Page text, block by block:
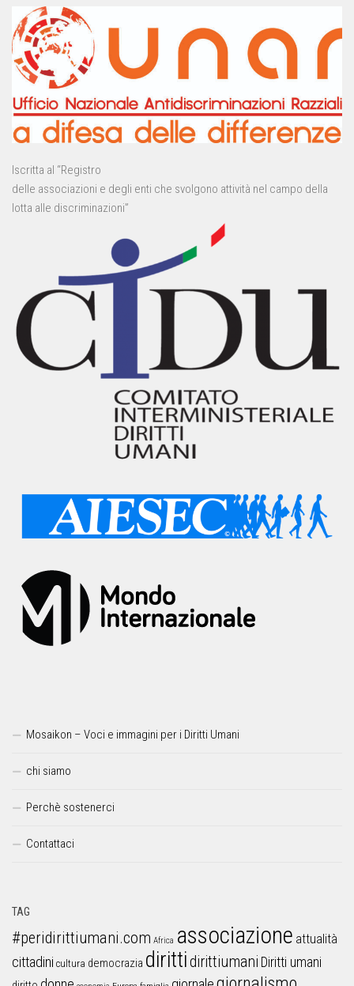
Iscritta al “Registro
delle associazioni e degli enti che svolgono attività nel campo della
lotta alle discriminazioni”
Mosaikon – Voci e immagini per i Diritti Umani
chi siamo
Perchè sostenerci
Contattaci
TAG
#peridirittiumani.com Africa associazione attualità
cittadini cultura democrazia dirittidirittiumani Diritti umani